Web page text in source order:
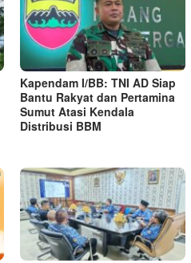
Kapendam I/BB: TNI AD Siap
Bantu Rakyat dan Pertamina
Sumut Atasi Kendala
Distribusi BBM